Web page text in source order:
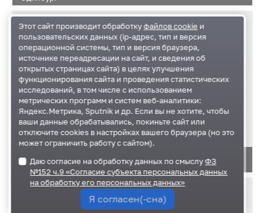
«Одинбург»
Этот сайт производит обработкуфайлов cookie и
пользовательских данных (ip-адрес, тип и версия
операционной системы, тип и версия браузера,
источнике переадресации на сайт, и сведения об
открытых страницах сайта) в целях улучшения
функционирования сайта и проведения статистических
исследований, в том числе с использованием
метрических программ и систем веб-аналитики:
Яндекс.Метрика, Sputnik и др. Если вы не хотите, чтобы
ваши данные обрабатывались, покиньте сайт или
отключите cookies в настройках вашего браузера (но это
может ограничить работу с сайтом).
Даю согласие на обработку данных по смыслуФЗ
№152 ч.9 «Согласие субъекта персональных данных
на обработку его персональных данных»
Я согласен(-сна)